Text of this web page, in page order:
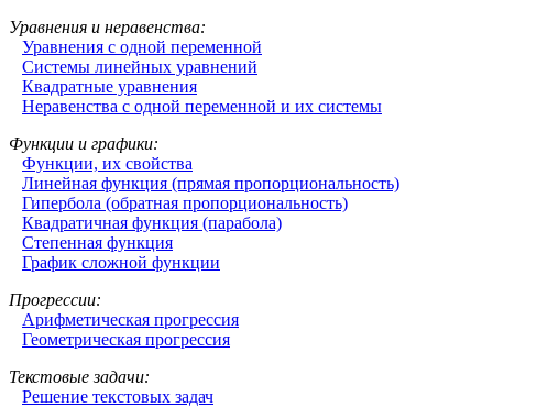
Уравнения и неравенства:
Уравнения с одной переменной
Системы линейных уравнений
Квадратные уравнения
Неравенства с одной переменной и их системы
Функции и графики:
Функции, их свойства
Линейная функция (прямая пропорциональность)
Гипербола (обратная пропорциональность)
Квадратичная функция (парабола)
Степенная функция
График сложной функции
Прогрессии:
Арифметическая прогрессия
Геометрическая прогрессия
Текстовые задачи:
Решение текстовых задач